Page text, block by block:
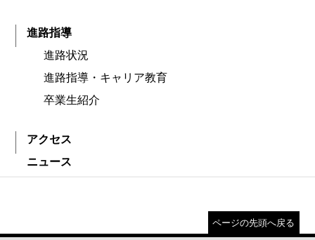
進路指導
進路状況
進路指導・キャリア教育
卒業生紹介
アクセス
ニュース
ページの先頭へ戻る